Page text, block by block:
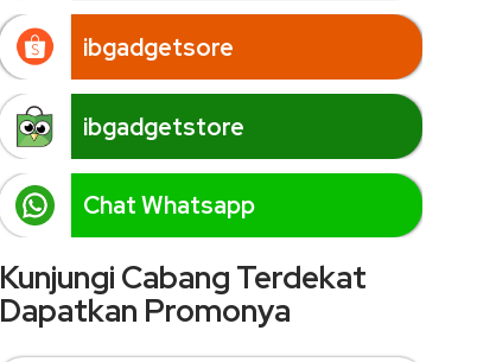
ibgadgetsore
ibgadgetstore
Chat Whatsapp
Kunjungi Cabang Terdekat
Dapatkan Promonya